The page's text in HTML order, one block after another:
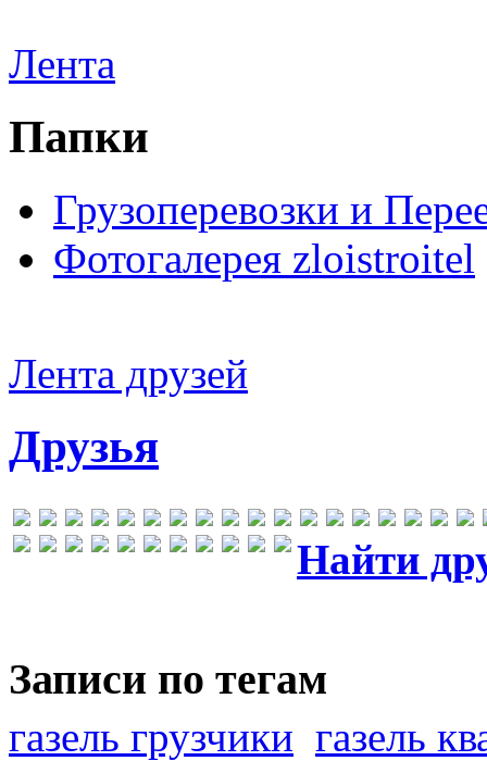
Лента
Папки
Грузоперевозки и
Фотогалерея zloistroitel
Лента друзей
Друзья
Найти
Записи по тегам
газель грузчики газель